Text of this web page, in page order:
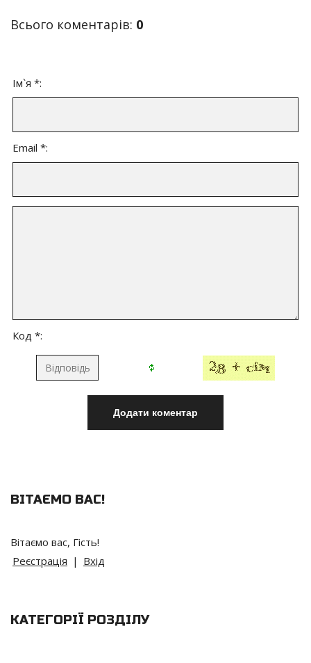
Всього коментарів: 0
Ім`я *:
Email *:
Код *:
ВІТАЄМО ВАС!
Вітаємо вас, Гість!
Реєстрація | Вхід
КАТЕГОРІЇ РОЗДІЛУ